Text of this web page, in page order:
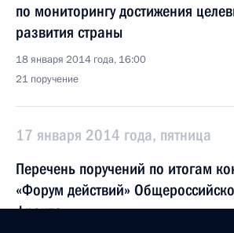
по мониторингу достижения
развития страны
18 января 2014 года, 16:00
21 поручение
17 января 2014 года, пятница
Перечень поручений по итогам
«Форум действий»
фронта